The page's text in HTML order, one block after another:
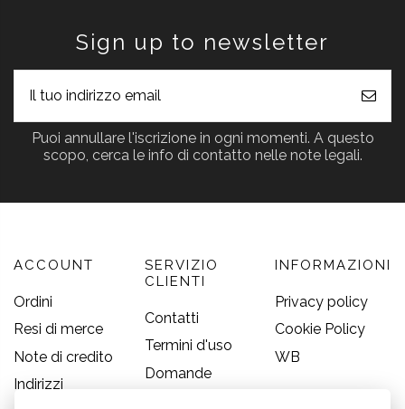
Sign up to newsletter
Puoi annullare l'iscrizione in ogni momenti. A questo
scopo, cerca le info di contatto nelle note legali.
ACCOUNT
Ordini
Resi di merce
Note di credito
Indirizzi
SERVIZIO
CLIENTI
Contatti
Termini d'uso
Domande
INFORMAZIONI
Privacy policy
Cookie Policy
WB